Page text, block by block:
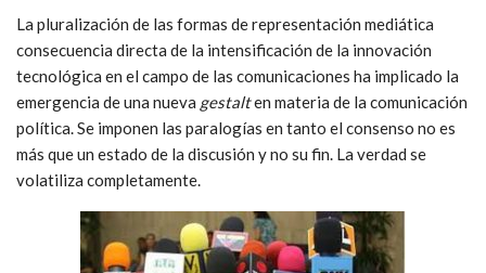
La pluralización de las formas de representación mediática
consecuencia directa de la intensificación de la innovación
tecnológica en el campo de las comunicaciones ha implicado la
emergencia de una nueva gestalten materia de la comunicación
política. Se imponen las paralogías en tanto el consenso no es
más que un estado de la discusión y no su fin. La verdad se
volatiliza completamente.